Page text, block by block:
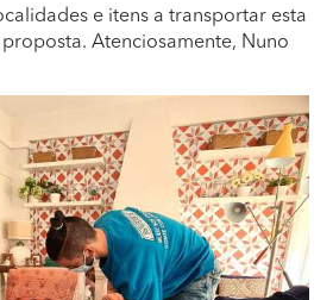
e itens a transportar esta
Atenciosamente, Nuno